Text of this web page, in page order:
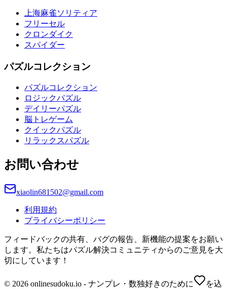
上海麻雀ソリティア
フリーセル
クロンダイク
スパイダー
パズルコレクション
パズルコレクション
ロジックパズル
デイリーパズル
脳トレゲーム
クイックパズル
リラックスパズル
お問い合わせ
xiaolin681502@gmail.com
利用規約
プライバシーポリシー
フィードバックの共有、バグの報告、新機能の提案をお願い
します。私たちはパズル解決コミュニティからのご意見を大
切にしています！
© 2026 onlinesudoku.io - ナンプレ・数独好きのために を込